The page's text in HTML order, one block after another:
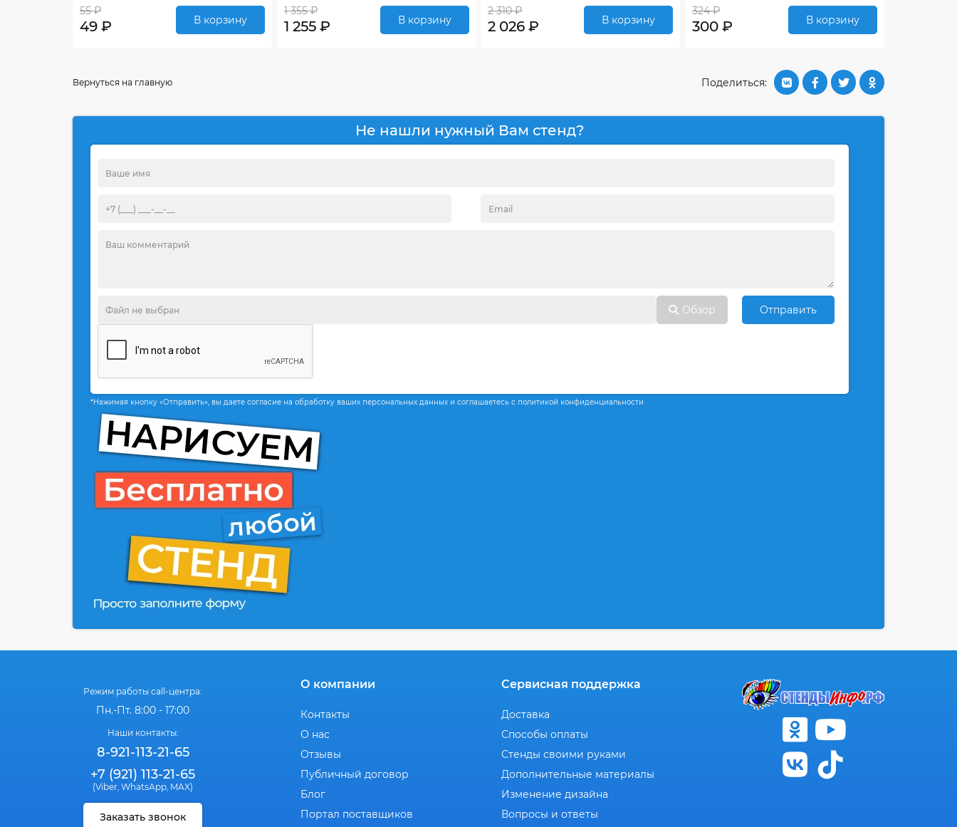
55 ₽
49 ₽ В корзину
1 355 ₽
1 255 ₽ В корзину
2 310 ₽
2 026 ₽ В корзину
324 ₽
300 ₽ В корзину
Поделиться:
Вернуться на главную
Не нашли нужный Вам стенд?
Обзор Отправить
*Нажимая кнопку «Отправить», вы даете согласие на обработку ваших персональных данных и соглашаетесь с политикой конфиденциальности
Режим работы call-центра:
Пн.-Пт. 8:00 - 17:00
Наши контакты:
8-921-113-21-65
+7 (921) 113-21-65
(Viber, WhatsApp, MAX)
Заказать звонок
О компании
Контакты
О нас
Отзывы
Публичный договор
Блог
Портал поставщиков
Сервисная поддержка
Доставка
Способы оплаты
Стенды своими руками
Дополнительные материалы
Изменение дизайна
Вопросы и ответы